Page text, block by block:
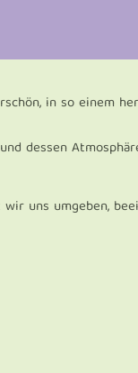
in so einem
dessen
uns umgeben,